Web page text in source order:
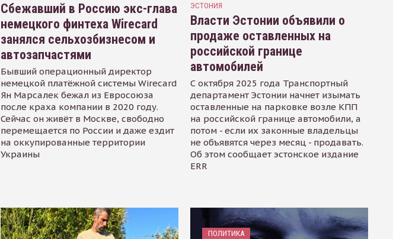
Сбежавший в Россию экс-глава
немецкого финтеха Wirecard
занялся сельхозбизнесом и
автозапчастями
Бывший операционный директор
немецкой платёжной системы Wirecard
Ян Марсалек бежал из Евросоюза
после краха компании в 2020 году.
Сейчас он живёт в Москве, свободно
перемещается по России и даже ездит
на оккупированные территории
Украины
ЭСТОНИЯ
Власти Эстонии объявили о
продаже оставленных на
российской границе
автомобилей
С октября 2025 года Транспортный
департамент Эстонии начнет изымать
оставленные на парковке возле КПП
на российской границе автомобили, а
потом - если их законные владельцы
не объявятся через месяц - продавать.
Об этом сообщает эстонское издание
ERR
ПОЛИТИКА